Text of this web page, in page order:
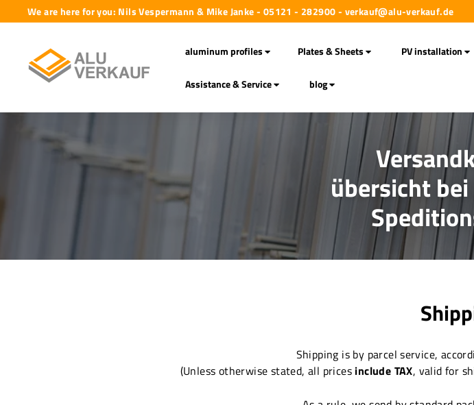
to
slideshow
We are here for you: Nils Vespermann & Mike Janke - 05121 - 282900 - verkauf@alu-verkauf.de
l
u
V
G
aluminum profiles Plates & Sheets PV installation
Assistance & Service blog
übersicht
Shipping is by parcel service,
(Unless otherwise stated, all prices include TAX, valid for